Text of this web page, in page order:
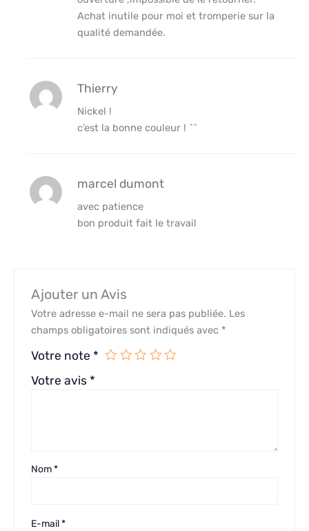
Achat inutile pour moi et tromperie sur la
qualité demandée.
Thierry
Nickel !
c’est la bonne couleur ! ^^
marcel dumont
avec patience
bon produit fait le travail
Ajouter un Avis
Votre adresse e-mail ne sera pas publiée. Les
champs obligatoires sont indiqués avec *
Votre note *
Votre avis *
Nom*
E-mail*